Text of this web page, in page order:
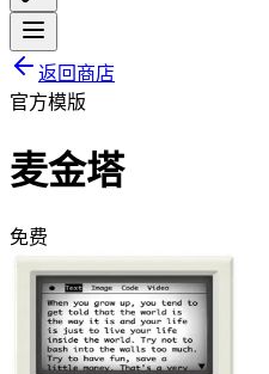
返回商店
官方模版
麦金塔
免费